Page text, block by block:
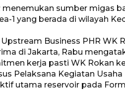
menemukan sumber migas
1 yang berada di wilayah
Upstream Business PHR WK
di Jakarta, Rabu
kerja pasti WK Rokan
Pelaksana Kegiatan
utama reservoir pada